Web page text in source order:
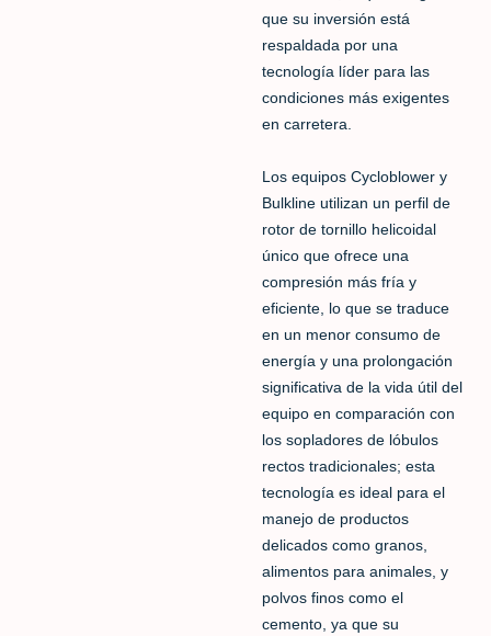
que su inversión está
respaldada por una
tecnología líder para las
condiciones más exigentes
en carretera.
Los equipos Cycloblower y
Bulkline utilizan un perfil de
rotor de tornillo helicoidal
único que ofrece una
compresión más fría y
eficiente, lo que se traduce
en un menor consumo de
energía y una prolongación
significativa de la vida útil del
equipo en comparación con
los sopladores de lóbulos
rectos tradicionales; esta
tecnología es ideal para el
manejo de productos
delicados como granos,
alimentos para animales, y
polvos finos como el
cemento, ya que su